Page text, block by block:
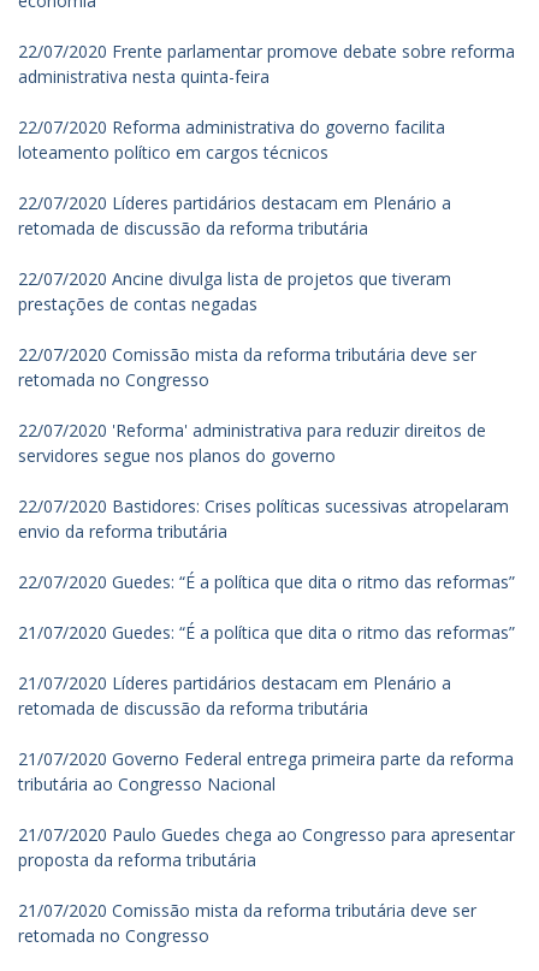
22/07/2020 Frente parlamentar promove debate sobre reforma
administrativa nesta quinta-feira
22/07/2020 Reforma administrativa do governo facilita
loteamento político em cargos técnicos
22/07/2020 Líderes partidários destacam em Plenário a
retomada de discussão da reforma tributária
22/07/2020 Ancine divulga lista de projetos que tiveram
prestações de contas negadas
22/07/2020 Comissão mista da reforma tributária deve ser
retomada no Congresso
22/07/2020 'Reforma' administrativa para reduzir direitos de
servidores segue nos planos do governo
22/07/2020 Bastidores: Crises políticas sucessivas atropelaram
envio da reforma tributária
22/07/2020 Guedes: “É a política que dita o ritmo das reformas”
21/07/2020 Guedes: “É a política que dita o ritmo das reformas”
21/07/2020 Líderes partidários destacam em Plenário a
retomada de discussão da reforma tributária
21/07/2020 Governo Federal entrega primeira parte da reforma
tributária ao Congresso Nacional
21/07/2020 Paulo Guedes chega ao Congresso para apresentar
proposta da reforma tributária
21/07/2020 Comissão mista da reforma tributária deve ser
retomada no Congresso